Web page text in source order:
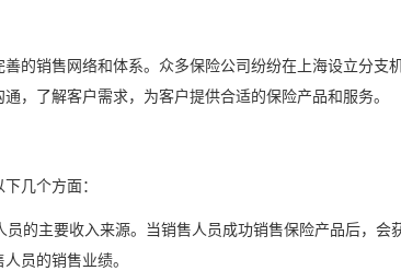
善的销售网络和体系。众多保险公司纷纷在上海设立分支
，了解客户需求，为客户提供合适的保险产品和服务。
几个方面：
的主要收入来源。当销售人员成功销售保险产品后，会
员的销售业绩。